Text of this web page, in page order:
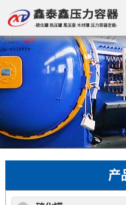
产